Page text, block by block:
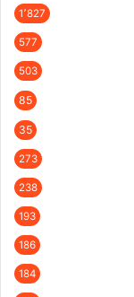
1٬827
577
503
85
35
273
238
193
186
184